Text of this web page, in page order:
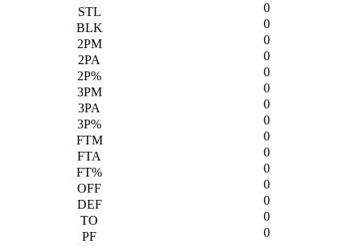
0
0
0
0
0
0
0
0
0
0
0
0
0
0
0